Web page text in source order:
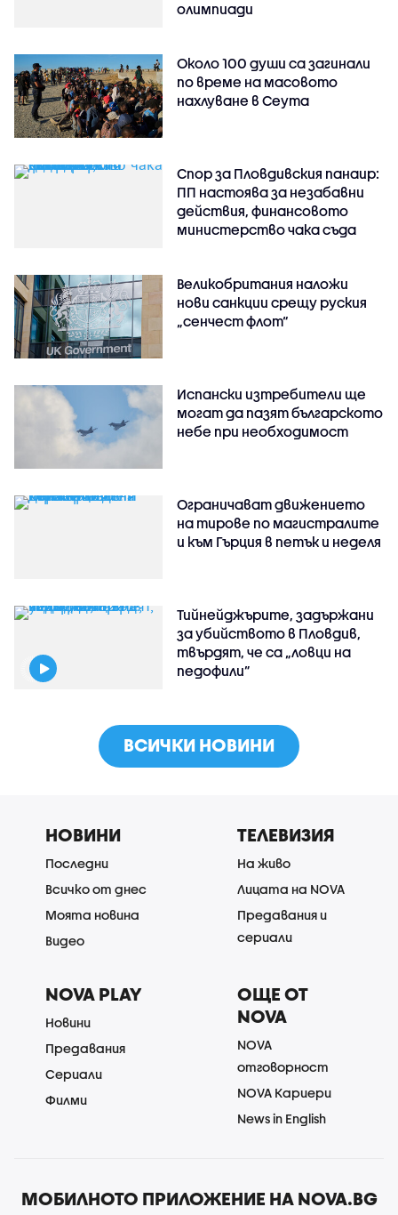
олимпиади
Около 100 души са загинали
по време на масовото
нахлуване в Сеута
Спор за Пловдивския панаир:
ПП настоява за незабавни
действия, финансовото
министерство чака съда
Великобритания наложи
нови санкции срещу руския
„сенчест флот“
Испански изтребители ще
могат да пазят българското
небе при необходимост
Ограничават движението
на тирове по магистралите
и към Гърция в петък и неделя
Тийнейджърите, задържани
за убийството в Пловдив,
твърдят, че са „ловци на
педофили”
ВСИЧКИ НОВИНИ
НОВИНИ
Последни
Всичко от днес
Моята новина
Видео
ТЕЛЕВИЗИЯ
На живо
Лицата на NOVA
Предавания и
сериали
NOVA PLAY
Новини
Предавания
Сериали
Филми
ОЩЕ ОТ
NOVA
NOVA
отговорност
NOVA Кариери
News in English
МОБИЛНОТО ПРИЛОЖЕНИЕ НА NOVA.BG